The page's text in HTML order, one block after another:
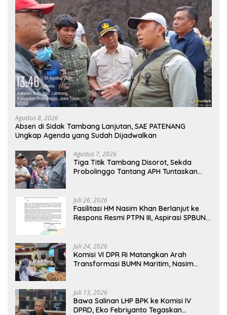
Agustus 8, 2026
Absen di Sidak Tambang Lanjutan, SAE PATENANG
Ungkap Agenda yang Sudah Dijadwalkan
Agustus 7, 2026
Tiga Titik Tambang Disorot, Sekda
Probolinggo Tantang APH Tuntaskan
Juli 26, 2026
Fasilitasi HM Nasim Khan Berlanjut ke
Respons Resmi PTPN III, Aspirasi SPBUN
Juli 24, 2026
Komisi VI DPR RI Matangkan Arah
Transformasi BUMN Maritim, Nasim
Juli 13, 2026
Bawa Salinan LHP BPK ke Komisi IV
DPRD, Eko Febriyanto Tegaskan